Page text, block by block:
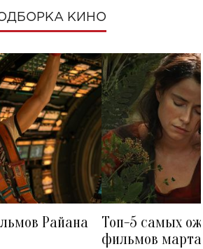
КИНО
Райана
Топ-5 самых
фильмов